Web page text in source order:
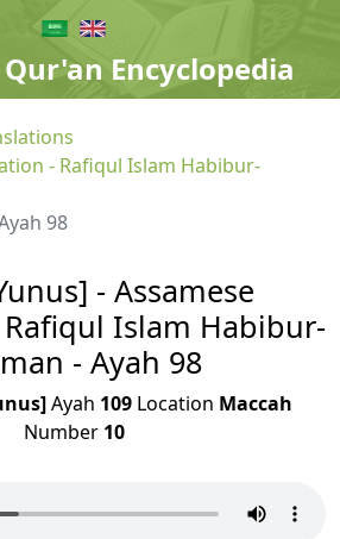
Encyclopedia
- Rafiqul Islam Habibur-
98
- Assamese
Islam Habibur-
- Ayah 98
Ayah 109 Location Maccah
Number 10